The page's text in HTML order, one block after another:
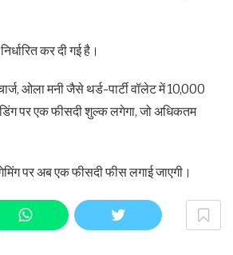
कर दी गई है।
ओला मनी जैसे थर्ड-पार्टी वॉलेट में 10,000
पर एक फीसदी शुल्क लगेगा, जो अधिकतम
पर अब एक फीसदी फीस लगाई जाएगी।